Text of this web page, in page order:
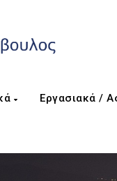
Εργασιακά /